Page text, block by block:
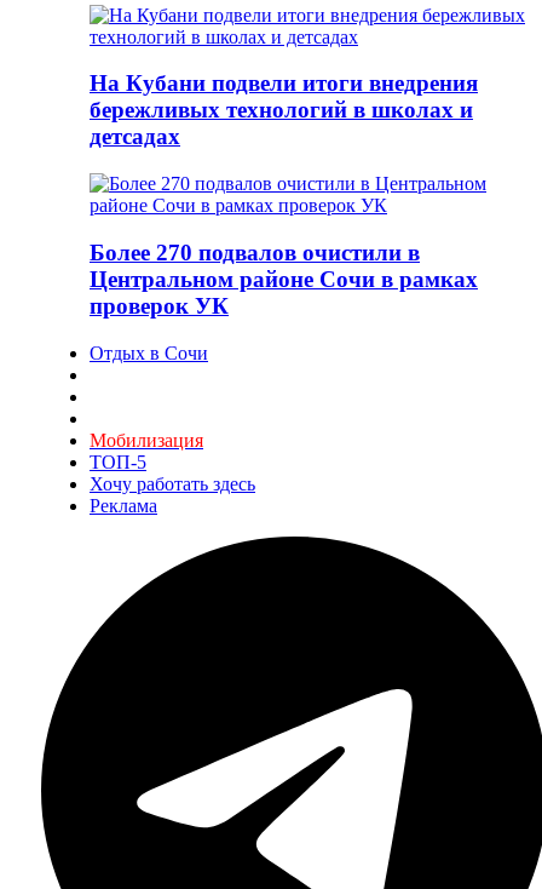
На Кубани подвели итоги внедрения
бережливых технологий в школах и
детсадах
Более 270 подвалов очистили в
Центральном районе Сочи в рамках
проверок УК
Отдых в Сочи
Мобилизация
ТОП-5
Хочу работать здесь
Реклама